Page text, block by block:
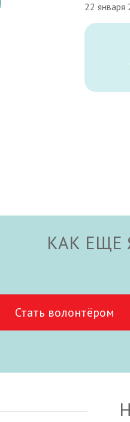
22 января
КАК ЕЩЕ
Стать волонтёром